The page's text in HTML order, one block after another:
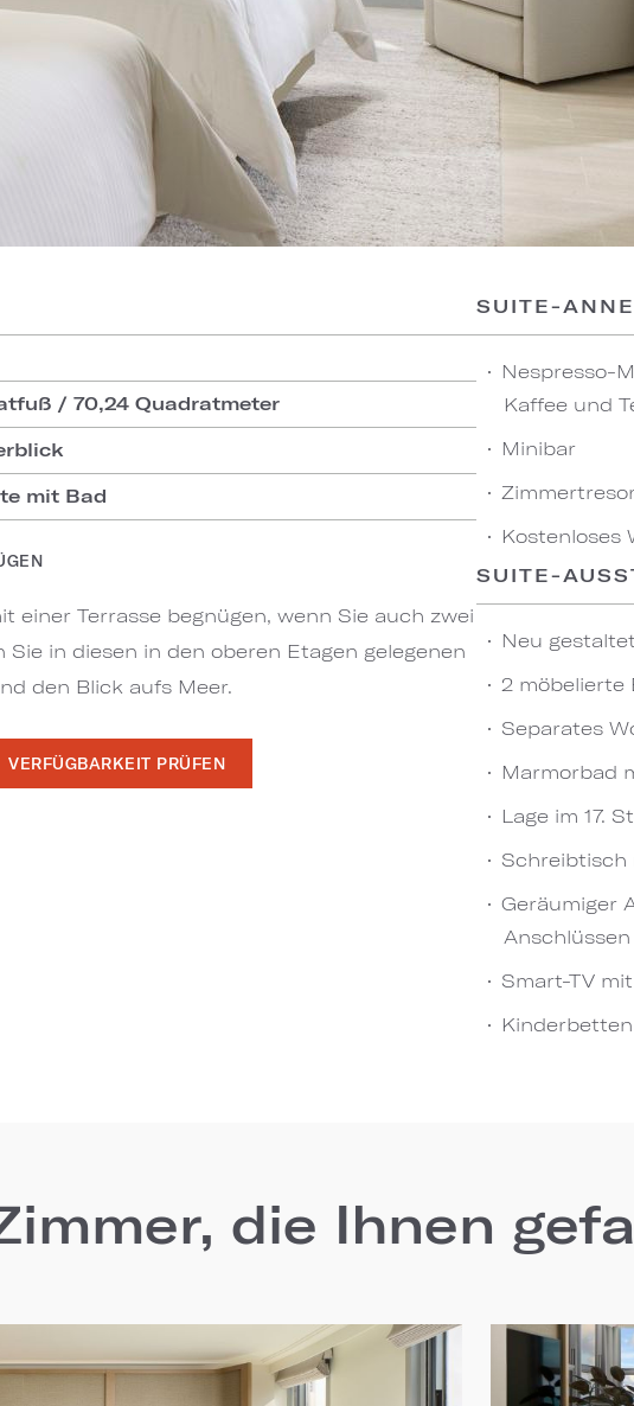
/ 70,24 Quadratmeter
mit Bad
einer Terrasse begnügen, wenn Sie auch zwei
Sie in diesen in den oberen Etagen gelegenen
den Blick aufs Meer.
VERFÜGBARKEIT PRÜFEN
SUITE-
Nespresso-
Kaffee und
Minibar
Kostenloses
SUITE-
Neu
2 möbelierte
Separates
Marmorbad
Lage im 17.
Schreibtisch
Geräumiger
Anschlüssen
Smart-TV
die Ihnen